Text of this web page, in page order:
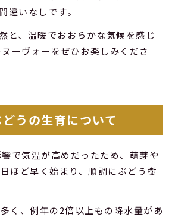
違いなしです。
と、温暖でおおらかな気候を感じ
ーヴォーをぜひお楽しみくださ
うの生育について
で気温が高めだったため、萌芽や
ほど早く始まり、順調にぶどう樹
く、例年の2倍以上もの降水量があ